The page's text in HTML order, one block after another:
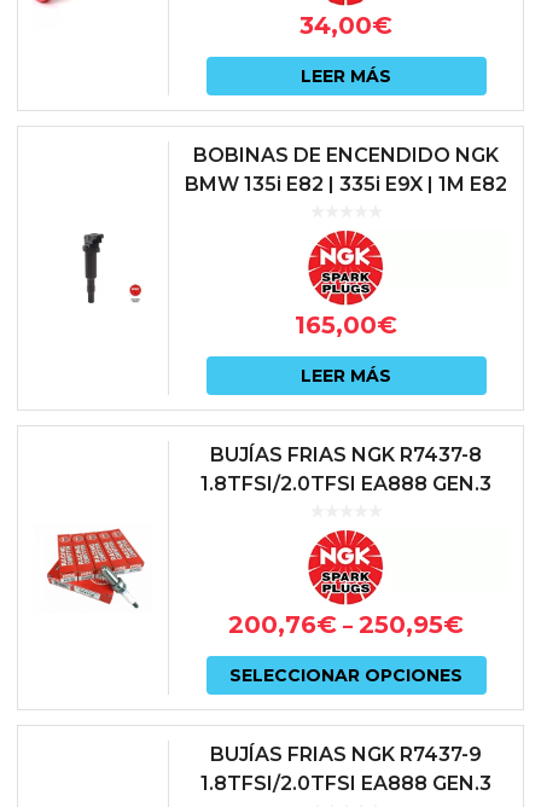
34,00€
LEER MÁS
BOBINAS DE ENCENDIDO NGK
BMW 135i E82 | 335i E9X | 1M E82
165,00€
LEER MÁS
BUJÍAS FRIAS NGK R7437-8
1.8TFSI/2.0TFSI EA888 GEN.3
200,76€ – 250,95€
SELECCIONAR OPCIONES
Este
BUJÍAS FRIAS NGK R7437-9
1.8TFSI/2.0TFSI EA888 GEN.3